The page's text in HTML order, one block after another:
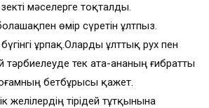
мәселерге тоқталды.
өмір сүретін ұлтпыз.
ұрпақ.Оларды ұлттық рух пен
тәрбиелеуде тек ата-ананың ғибратты
бетбұрысы қажет.
желілердің тірідей тұтқынына